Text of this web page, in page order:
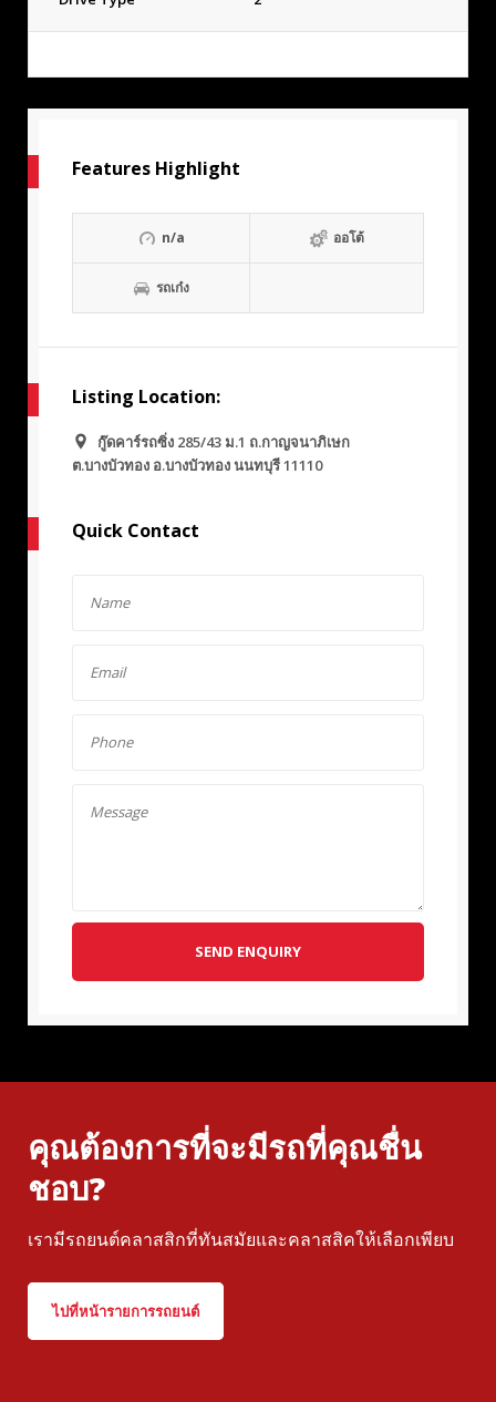
Features Highlight
n/a ออโต้
รถเก๋ง
Listing Location:
กู๊ดคาร์รถซิ่ง 285/43 ม.1 ถ.กาญจนาภิเษก
ต.บางบัวทอง อ.บางบัวทอง นนทบุรี 11110
Quick Contact
SEND ENQUIRY
คุณต้องการที่จะมีรถที่คุณชื่น
ชอบ?
เรามีรถยนต์คลาสสิกที่ทันสมัยและคลาสสิคให้เลือกเพียบ
ไปที่หน้ารายการรถยนต์